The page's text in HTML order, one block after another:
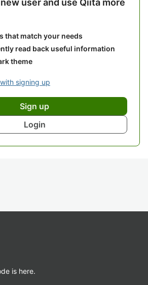
user and use Qiita more
that match your needs
read back useful information
theme
signing up
Sign up
Login
is here.